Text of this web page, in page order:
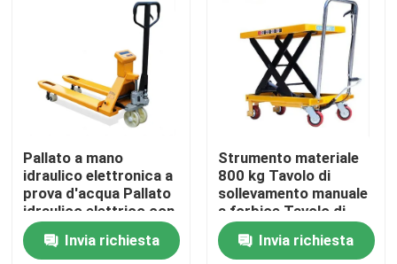
Controllo Qualità
Contattaci
Notizie
Casi
Pallato a mano
idraulico elettronica a
prova d'acqua Pallato
idraulico elettrico con
carrello elevatore
elettrico semplice
Invia richiesta
Strumento materiale
800 kg Tavolo di
sollevamento manuale
a forbice Tavolo di
sollevamento a
piattaforma idraulica
Invia richiesta